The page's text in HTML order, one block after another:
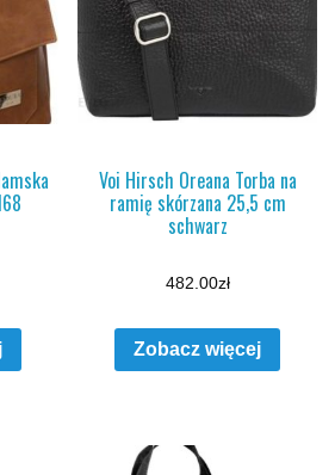
Voi Hirsch Oreana Torba na
ramię skórzana 25,5 cm
schwarz
482.00zł
Zobacz więcej